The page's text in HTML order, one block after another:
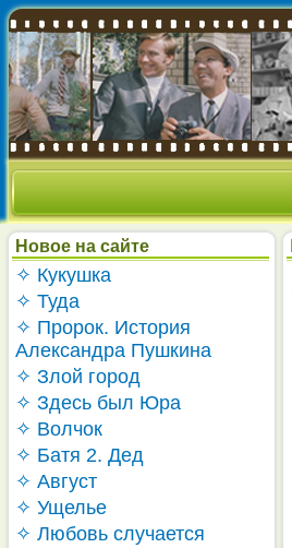
Новое на сайте
✧ Кукушка
✧ Туда
✧ Пророк. История
Александра Пушкина
✧ Злой город
✧ Здесь был Юра
✧ Волчок
✧ Батя 2. Дед
✧ Август
✧ Ущелье
✧ Любовь случается